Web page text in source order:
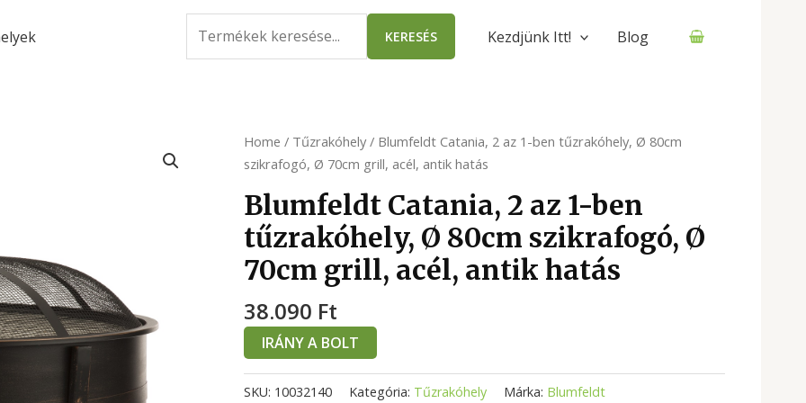
for:
KERESÉS Kezdjünk Itt! Blog
Home / Tűzrakóhely/ Blumfeldt Catania, 2 az 1-ben tűzrakóhely, Ø 80cm
szikrafogó, Ø 70cm grill, acél, antik hatás
Blumfeldt Catania, 2 az 1-ben
tűzrakóhely, Ø 80cm szikrafogó, Ø
70cm grill, acél, antik hatás
38.090 Ft
IRÁNY A BOLT
SKU: 10032140 Kategória: Tűzrakóhely Márka: Blumfeldt